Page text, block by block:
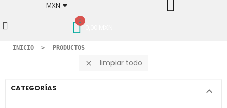
MXN
INICIO PRODUCTOS
 limpiar todo
CATEGORÍAS 